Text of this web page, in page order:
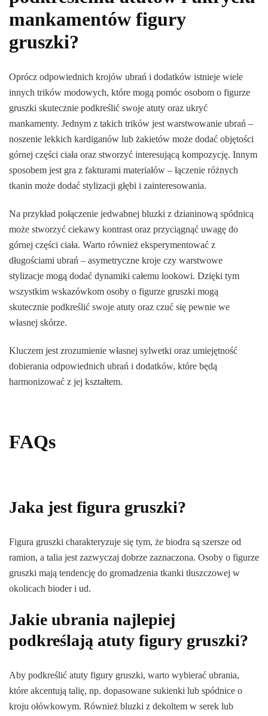
mankamentów figury
gruszki?
Oprócz odpowiednich krojów ubrań i dodatków istnieje wiele
innych trików modowych, które mogą pomóc osobom o figurze
gruszki skutecznie podkreślić swoje atuty oraz ukryć
mankamenty. Jednym z takich trików jest warstwowanie ubrań –
noszenie lekkich kardiganów lub żakietów może dodać objętości
górnej części ciała oraz stworzyć interesującą kompozycję. Innym
sposobem jest gra z fakturami materiałów – łączenie różnych
tkanin może dodać stylizacji głębi i zainteresowania.
Na przykład połączenie jedwabnej bluzki z dzianinową spódnicą
może stworzyć ciekawy kontrast oraz przyciągnąć uwagę do
górnej części ciała. Warto również eksperymentować z
długościami ubrań – asymetryczne kroje czy warstwowe
stylizacje mogą dodać dynamiki całemu lookowi. Dzięki tym
wszystkim wskazówkom osoby o figurze gruszki mogą
skutecznie podkreślić swoje atuty oraz czuć się pewnie we
własnej skórze.
Kluczem jest zrozumienie własnej sylwetki oraz umiejętność
dobierania odpowiednich ubrań i dodatków, które będą
harmonizować z jej kształtem.
FAQs
Jaka jest figura gruszki?
Figura gruszki charakteryzuje się tym, że biodra są szersze od
ramion, a talia jest zazwyczaj dobrze zaznaczona. Osoby o figurze
gruszki mają tendencję do gromadzenia tkanki tłuszczowej w
okolicach bioder i ud.
Jakie ubrania najlepiej
podkreślają atuty figury gruszki?
Aby podkreślić atuty figury gruszki, warto wybierać ubrania,
które akcentują talię, np. dopasowane sukienki lub spódnice o
kroju ołówkowym. Również bluzki z dekoltem w serek lub